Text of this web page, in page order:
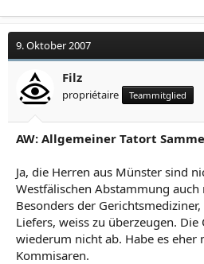
9. Oktober 2007
Filz
propriétaire Teammitglied
AW: Allgemeiner Tatort
Ja, die Herren aus Münster sind
Westfälischen Abstammung auch
Besonders der
Liefers, weiss zu überzeugen.
wiederum nicht ab. Habe es eher
Kommisaren.